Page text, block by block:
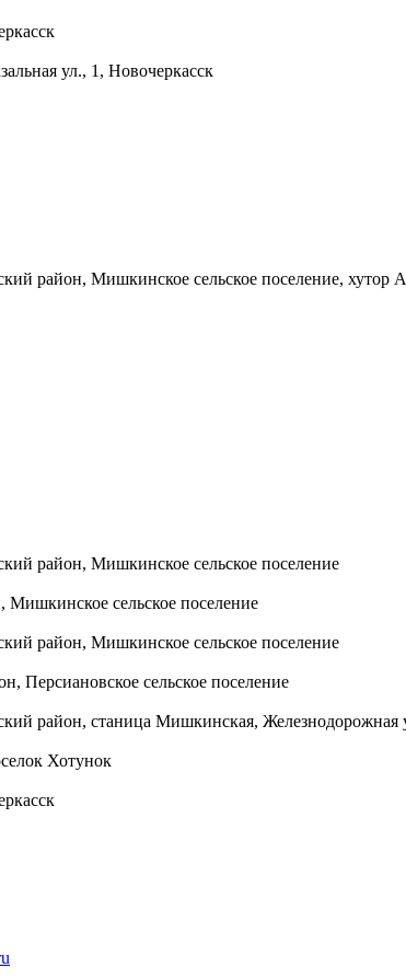
ул., 1, Новочеркасск
район, Мишкинское сельское поселение, хутор
район, Мишкинское сельское поселение
Мишкинское сельское поселение
район, Мишкинское сельское поселение
Персиановское сельское поселение
район, станица Мишкинская, Железнодорожная
Хотунок